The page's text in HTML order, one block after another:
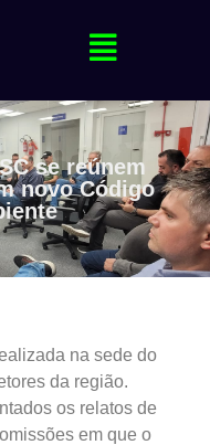
se reúnem
novo Código
na sede do
da região.
os relatos de
em que o